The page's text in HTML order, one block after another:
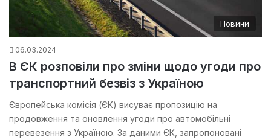
Новини
06.03.2024
В ЄК розповіли про зміни щодо угоди про
транспортний безвіз з Україною
Європейська комісія (ЄК) висуває пропозицію на
продовження та оновлення угоди про автомобільні
перевезення з Україною. За даними ЄК, запропоновані